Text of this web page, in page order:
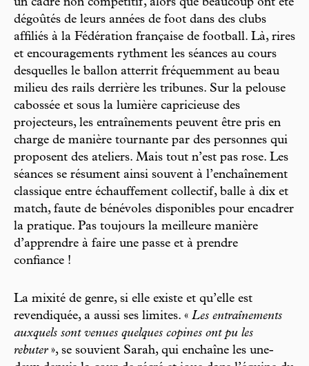
un cadre non compétitif, alors que beaucoup ont été
dégoûtés de leurs années de foot dans des clubs
affiliés à la Fédération française de football. Là, rires
et encouragements rythment les séances au cours
desquelles le ballon atterrit fréquemment au beau
milieu des rails derrière les tribunes. Sur la pelouse
cabossée et sous la lumière capricieuse des
projecteurs, les entraînements peuvent être pris en
charge de manière tournante par des personnes qui
proposent des ateliers. Mais tout n’est pas rose. Les
séances se résument ainsi souvent à l’enchaînement
classique entre échauffement collectif, balle à dix et
match, faute de bénévoles disponibles pour encadrer
la pratique. Pas toujours la meilleure manière
d’apprendre à faire une passe et à prendre
confiance !
La mixité de genre, si elle existe et qu’elle est
revendiquée, a aussi ses limites. « Les entraînements
auxquels sont venues quelques copines ont pu les
rebuter», se souvient Sarah, qui enchaîne les une-